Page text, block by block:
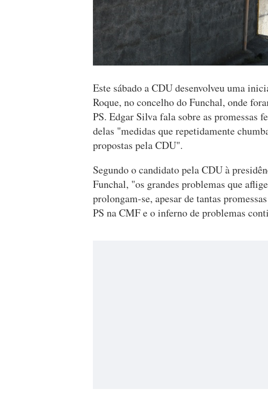
Este sábado a CDU desenvolveu uma
Roque, no concelho do Funchal, onde
PS. Edgar Silva fala sobre as promessas
delas "medidas que repetidamente
propostas pela CDU".
Segundo o candidato pela CDU à
Funchal, "os grandes problemas que
prolongam-se, apesar de tantas
PS na CMF e o inferno de problemas